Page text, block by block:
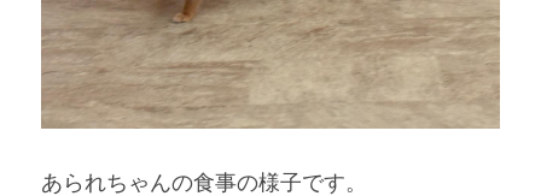
あられちゃんの食事の様子です。